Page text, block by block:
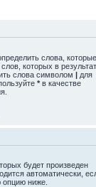
слова, которые
слов, которых в
слова символом | для
* в качестве
будет произведен
автоматически,
ниже.